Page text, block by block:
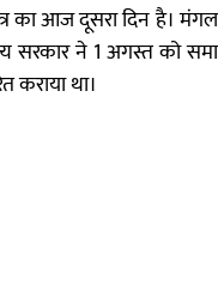
का आज दूसरा दिन है।
ने 1 अगस्त को
कराया था।